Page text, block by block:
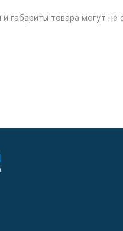
габариты товара могут